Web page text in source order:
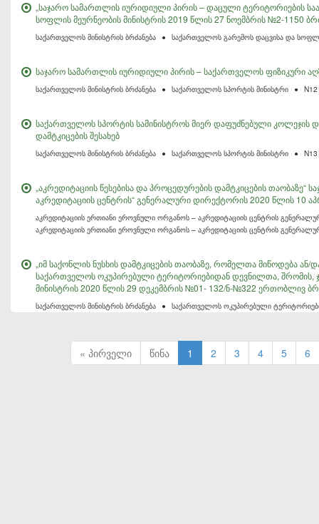
„საჯარო სამართლის იურიდიული პირის – დაცული ტერიტორიების
სოფლის მეურნეობის მინისტრის 2019 წლის 27 ნოემბრის №2-1150
საქართველოს მინისტრის ბრძანება ● საქართველოს გარემოს დაცვისა და
საჯარო სამართლის იურიდიული პირის – საქართველოს ფიზიკური
საქართველოს მინისტრის ბრძანება ● საქართველოს სპორტის მინისტრი ● N12
საქართველოს სპორტის სამინისტროს მიერ დაფუძნებული კოლეჯის
დამტკიცების შესახებ
საქართველოს მინისტრის ბრძანება ● საქართველოს სპორტის მინისტრი ● N13
„აკრედიტაციის წესებისა და პროცედურების დამტკიცების
აკრედიტაციის ცენტრის“ გენერალური დირექტორის 2020 წლის 10
აკრედიტაციის ერთიანი ეროვნული ორგანოს – აკრედიტაციის ცენტრის
აკრედიტაციის ერთიანი ეროვნული ორგანოს – აკრედიტაციის ცენტრის
„იმ საქონლის ნუსხის დამტკიცების თაობაზე, რომელთა მიწოდება
საქართველოს ოკუპირებული ტერიტორიებიდან დევნილთა, შრომის,
მინისტრის 2020 წლის 29 დეკემბრის №01- 132/ნ-№322 ერთობლივ
საქართველოს მინისტრის ბრძანება ● საქართველოს ოკუპირებული
« პირველი წინა 1 2 3 4 5 6